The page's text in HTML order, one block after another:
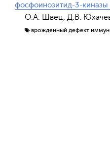
фосфоинозитид-3-киназы
О.А. Швец, Д.В.
врожденный дефект